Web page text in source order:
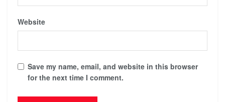
Website
Save my name, email, and website in this browser
for the next time I comment.